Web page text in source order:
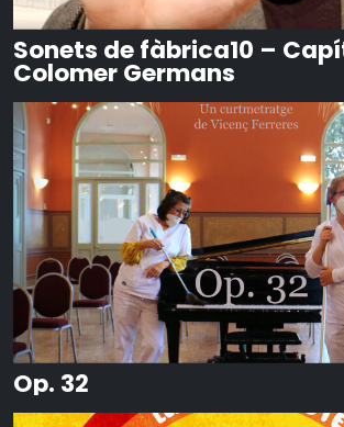
Sonets de fàbrica10 –
Colomer Germans
Op. 32